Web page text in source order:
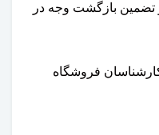
تضمین بازگشت وجه در
فروشگاه